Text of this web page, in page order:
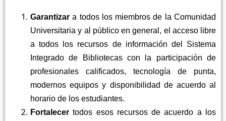
Garantizar a todos los miembros de la Comunidad
Universitaria y al público en general, el acceso libre
a todos los recursos de información del Sistema
Integrado de Bibliotecas con la participación de
profesionales calificados, tecnología de punta,
modernos equipos y disponibilidad de acuerdo al
horario de los estudiantes.
Fortalecer todos esos recursos de acuerdo a los